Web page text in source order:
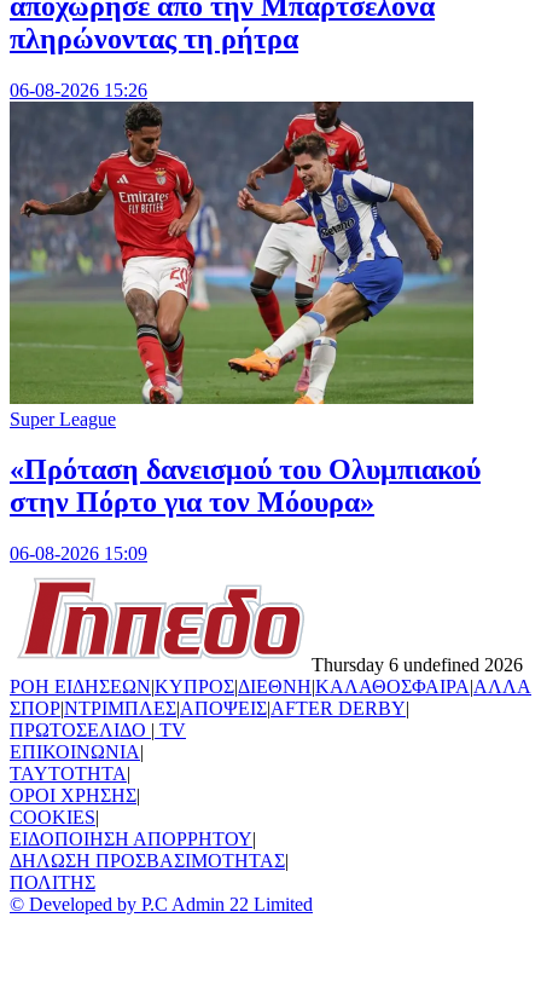
πληρώνοντας τη ρήτρα
06-08-2026 15:26
Super League
«Πρόταση δανεισμού του Ολυμπιακού
στην Πόρτο για τον Μόουρα»
06-08-2026 15:09
Thursday 6 undefined 2026
ΡΟΗ ΕΙΔΗΣΕΩΝ|ΚΥΠΡΟΣ|ΔΙΕΘΝΗ|ΚΑΛΑΘΟΣΦΑΙΡΑ|ΑΛΛΑ
ΣΠΟΡ|ΝΤΡΙΜΠΛΕΣ|ΑΠΟΨΕΙΣ|AFTER DERBY|
ΠΡΩΤΟΣΕΛΙΔΟ | TV
ΕΠΙΚΟΙΝΩΝΙΑ|
TAYTOTHTA|
ΟΡΟΙ ΧΡΗΣΗΣ|
COOKIES|
ΕΙΔΟΠΟΙΗΣΗ ΑΠΟΡΡΗΤΟΥ|
ΔΗΛΩΣΗ ΠΡΟΣΒΑΣΙΜΟΤΗΤΑΣ|
ΠΟΛΙΤΗΣ
© Developed by P.C Admin 22 Limited